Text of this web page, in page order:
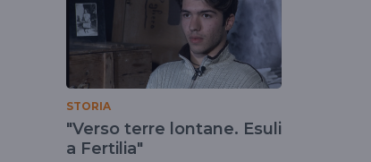
STORIA
"Verso terre lontane. Esuli
a Fertilia"